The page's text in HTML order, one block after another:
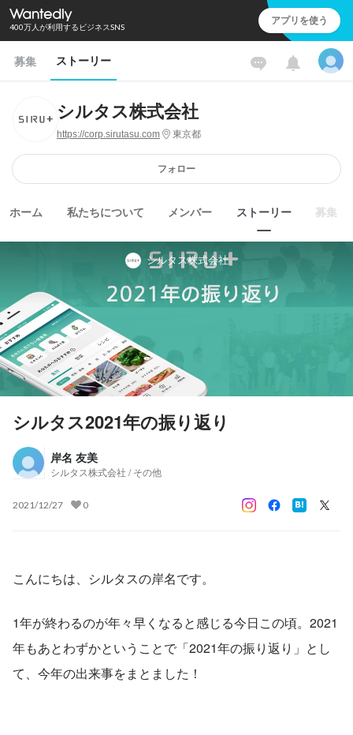
400万人が利用するビジネスSNS アプリを使う
募集 ストーリー
シルタス株式会社
https://corp.sirutasu.com 東京都
フォロー
ホーム 私たちについて メンバー ストーリー 募集
シルタス株式会社
シルタス2021年の振り返り
岸名 友美
シルタス株式会社 / その他
2021/12/27 0
こんにちは、シルタスの岸名です。
1年が終わるのが年々早くなると感じる今日この頃。2021
年もあとわずかということで「2021年の振り返り」とし
て、今年の出来事をまとました！